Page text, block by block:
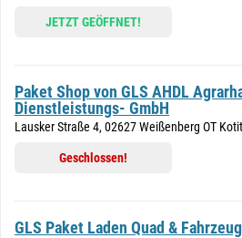
JETZT GEÖFFNET!
Paket Shop von GLS AHDL
Dienstleistungs- GmbH
Lausker Straße 4, 02627 Weißenberg OT
Geschlossen!
GLS Paket Laden Quad &